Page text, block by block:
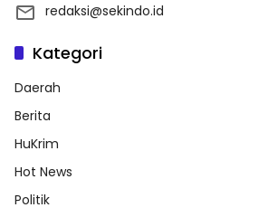
redaksi@sekindo.id
Kategori
Daerah
Berita
HuKrim
Hot News
Politik